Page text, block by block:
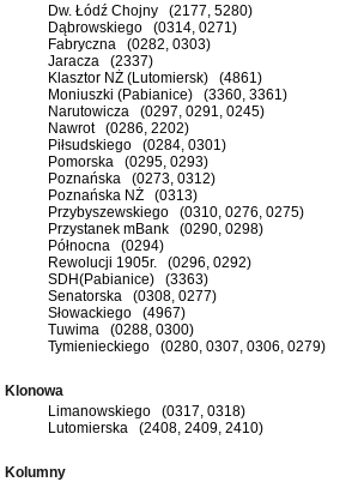
Dw. Łódź Chojny (2177, 5280)
Dąbrowskiego (0314, 0271)
Fabryczna (0282, 0303)
Jaracza (2337)
Klasztor NŻ (Lutomiersk) (4861)
Moniuszki (Pabianice) (3360, 3361)
Narutowicza (0297, 0291, 0245)
Nawrot (0286, 2202)
Piłsudskiego (0284, 0301)
Pomorska (0295, 0293)
Poznańska (0273, 0312)
Poznańska NŻ (0313)
Przybyszewskiego (0310, 0276, 0275)
Przystanek mBank (0290, 0298)
Północna (0294)
Rewolucji 1905r. (0296, 0292)
SDH(Pabianice) (3363)
Senatorska (0308, 0277)
Słowackiego (4967)
Tuwima (0288, 0300)
Tymienieckiego (0280, 0307, 0306, 0279)
Klonowa
Limanowskiego (0317, 0318)
Lutomierska (2408, 2409, 2410)
Kolumny